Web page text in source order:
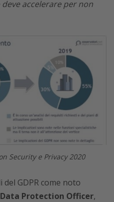
accelerare per non
Security e Privacy 2020
GDPR come noto
Data Protection Officer,